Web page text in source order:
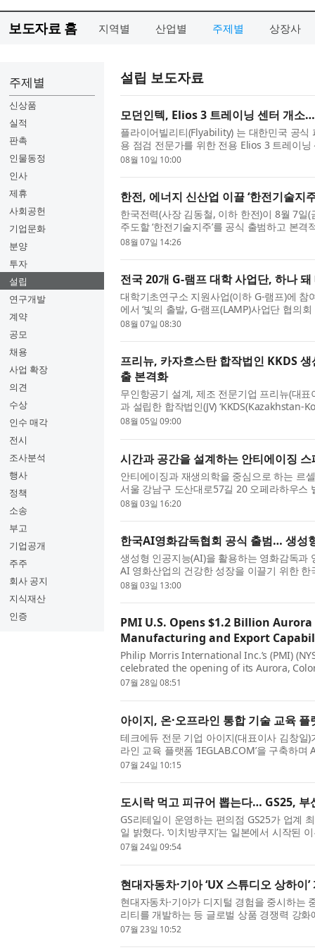
보도자료 홈 지역별 산업별 주제별 상장사
주제별
신상품
실적
판촉
인물동정
인사
제휴
사회공헌
기업문화
분양
투자
설립
연구개발
계약
공모
채용
사업 확장
의견
수상
인수 매각
전시
조사분석
행사
정책
소송
부고
기업공개
주주
회사 공지
지식재산
인증
설립 보도자료
모던인텍, Elios 3 트레이닝 센터 개소
플라이어빌리티(Flyability) 는 대한민국 공
용 점검 전문가를 위한 전용 Elios 3 트레이
한 교육 시설은 다양한 산업 분야에서 El...
08월 10일 10:00
한전, 에너지 신산업 이끌 ‘한전기술지
한국전력(사장 김동철, 이하 한전)이 8월 7일
주도할 ‘한전기술지주’를 공식 출범하고 본
에너지환경부 김성환 장관, 더불어민주...
08월 07일 14:26
전국 20개 G-램프 대학 사업단, 하나
대학기초연구소 지원사업(이하 G-램프)에
에서 ‘빛의 출발, G-램프(LAMP)사업단 협의
단의 사업단장을 비롯해 교육부와 한국연...
08월 07일 08:30
프리뉴, 카자흐스탄 합작법인 KKDS
출 본격화
무인항공기 설계, 제조 전문기업 프리뉴(대
과 설립한 합작법인(JV) ‘KKDS(Kazakhstan-
소하고, 중앙아시아 드론 시장 공략을 위한
08월 05일 09:00
시간과 공간을 설계하는 안티에이징
안티에이징과 재생의학을 중심으로 하는 르
서울 강남구 도산대로57길 20 오페라하우스
개원 당일 정·재계와 문화예술계 인사를 초청
08월 03일 16:20
한국AI영화감독협회 공식 출범… 생성
생성형 인공지능(AI)을 활용하는 영화감독
AI 영화산업의 건강한 성장을 이끌기 위한
Film Directors, KAIFD, )가 공식 출범했...
08월 03일 13:00
PMI U.S. Opens $1.2 Billion
Manufacturing and Export
Philip Morris International Inc.’s (PMI)
celebrated the opening of its Aurora,
investment representing total capital
07월 28일 08:51
아이지, 온·오프라인 통합 기술 교육
테크에듀 전문 기업 아이지(대표이사 김창일)
라인 교육 플랫폼 ‘IEGLAB.COM’을 구축하
영을 본격화했다. 아이지는 지난 17년간 ...
07월 24일 10:15
도시락 먹고 피규어 뽑는다… GS25, 부
GS리테일이 운영하는 편의점 GS25가 업계
일 밝혔다. ‘이치방쿠지’는 일본에서 시작된
직접 결제한 뒤, 원하는 쿠폰을 선택하...
07월 24일 09:54
현대자동차·기아 ‘UX 스튜디오 상하이’
현대자동차·기아가 디지털 경험을 중시하는
리티를 개발하는 등 글로벌 상품 경쟁력 강
구에 사용자 경험(User Experience, 이하...
07월 23일 10:52